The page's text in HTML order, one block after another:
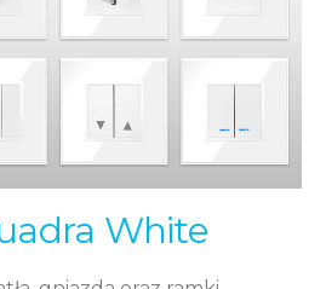
White